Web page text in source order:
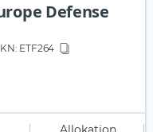
Defense
: ETF264